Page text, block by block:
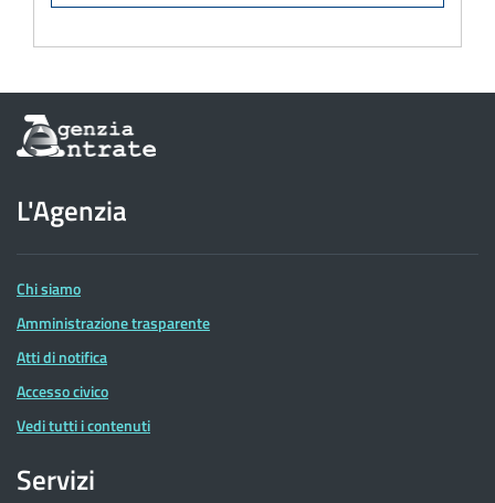
Informazioni
sul
dell'Agenzia
delle
Entrate
L'Agenzia
Chi siamo
Amministrazione trasparente
Atti di notifica
Accesso civico
Vedi tutti i contenuti
Servizi